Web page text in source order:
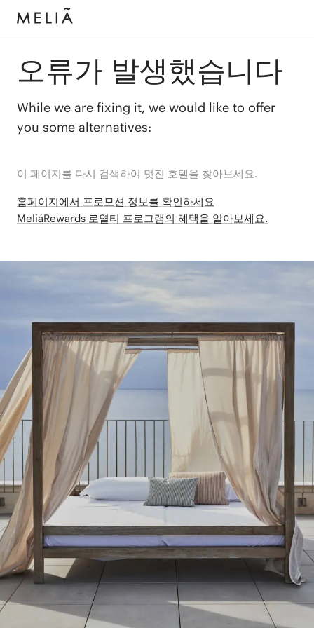
오류가 발생했습니다
While we are fixing it, we would like to offer
you some alternatives:
이 페이지를 다시 검색하여 멋진 호텔을 찾아보세요.
홈페이지에서 프로모션 정보를 확인하세요
MeliáRewards 로열티 프로그램의 혜택을 알아보세요.